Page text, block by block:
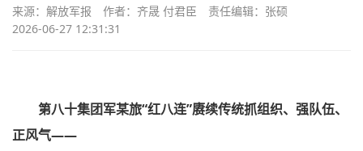
来源：解放军报 作者：齐晟 付君臣
责任编辑：张硕
2026-06-27 12:31:31
第八十集团军某旅“红八连”赓续传统抓组织、强队伍、
正风气——